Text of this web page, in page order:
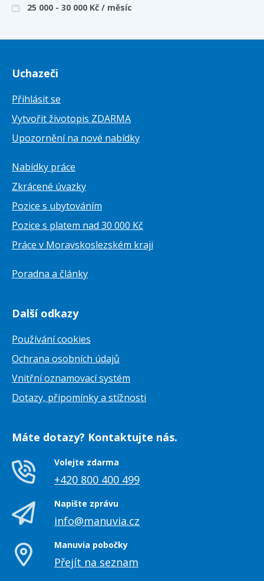
25 000 - 30 000 Kč / měsíc
Uchazeči
Přihlásit se
Vytvořit životopis ZDARMA
Upozornění na nové nabídky
Nabídky práce
Zkrácené úvazky
Pozice s ubytováním
Pozice s platem nad 30 000 Kč
Práce v Moravskoslezském kraji
Poradna a články
Další odkazy
Používání cookies
Ochrana osobních údajů
Vnitřní oznamovací systém
Dotazy, připomínky a stížnosti
Máte dotazy? Kontaktujte nás.
Volejte zdarma
+420 800 400 499
Napište zprávu
info@manuvia.cz
Manuvia pobočky
Přejít na seznam